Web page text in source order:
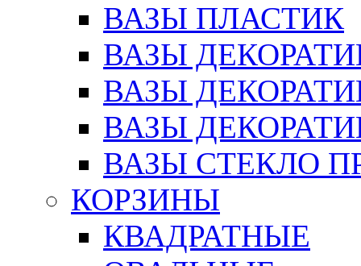
ВАЗЫ ПЛАСТИК
ВАЗЫ
ВАЗЫ
ВАЗЫ
ВАЗЫ СТЕКЛО
КОРЗИНЫ
КВАДРАТНЫЕ